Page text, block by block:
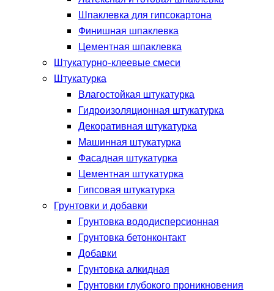
Шпаклевка для гипсокартона
Финишная шпаклевка
Цементная шпаклевка
Штукатурно-клеевые смеси
Штукатурка
Влагостойкая штукатурка
Гидроизоляционная штукатурка
Декоративная штукатурка
Машинная штукатурка
Фасадная штукатурка
Цементная штукатурка
Гипсовая штукатурка
Грунтовки и добавки
Грунтовка вододисперсионная
Грунтовка бетонконтакт
Добавки
Грунтовка алкидная
Грунтовки глубокого проникновения